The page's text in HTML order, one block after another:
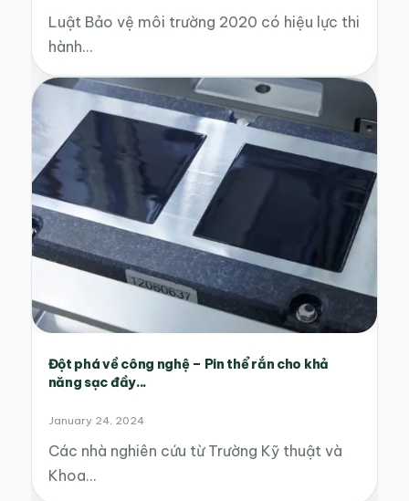
Luật Bảo vệ môi trường 2020 có hiệu lực thi
hành…
Đột phá về công nghệ – Pin thể rắn cho khả
năng sạc đầy...
January 24, 2024
Các nhà nghiên cứu từ Trường Kỹ thuật và
Khoa…